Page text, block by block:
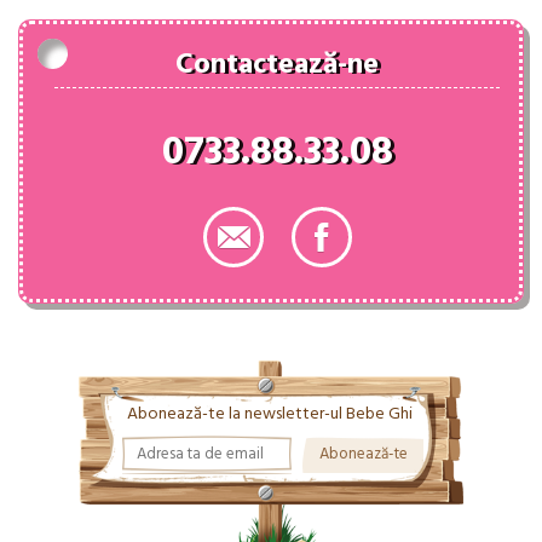
Contactează-ne
0733.88.33.08
Abonează-te la newsletter-ul Bebe Ghi